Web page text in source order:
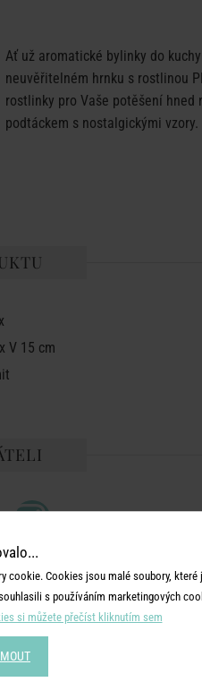
Ať už aromatické bylinky do
neuvěřitelném hrnku s rostlinou
rostlinky pro Vaše potěšení
podtáckem s nostalgickými vzory.
V 15 cm
LÍBIT
cookie. Cookies jsou malé soubory,
s používáním marketingových
si můžete přečíst kliknutím sem